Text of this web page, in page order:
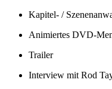
Kapitel- /
Animiertes DVD-
Trailer
Interview mit Rod